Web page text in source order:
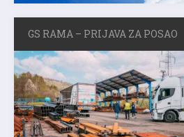
GS RAMA – PRIJAVA ZA POSAO